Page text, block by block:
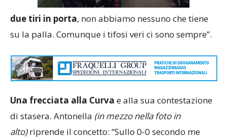
due tiri in porta, non abbiamo nessuno che tiene
su la palla. Comunque i tifosi veri ci sono sempre”.
Una frecciata alla Curva e alla sua contestazione
di stasera. Antonella (in mezzo nella foto in
alto)riprende il concetto: “Sullo 0-0 secondo me